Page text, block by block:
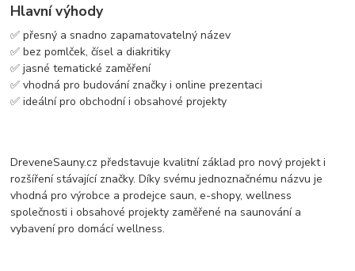
Hlavní výhody
✅ přesný a snadno zapamatovatelný název
✅ bez pomlček, čísel a diakritiky
✅ jasné tematické zaměření
✅ vhodná pro budování značky i online prezentaci
✅ ideální pro obchodní i obsahové projekty
DreveneSauny.cz představuje kvalitní základ pro nový projekt i
rozšíření stávající značky. Díky svému jednoznačnému názvu je
vhodná pro výrobce a prodejce saun, e-shopy, wellness
společnosti i obsahové projekty zaměřené na saunování a
vybavení pro domácí wellness.